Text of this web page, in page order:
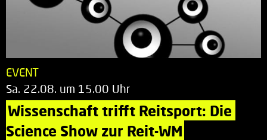
EVENT
Sa. 22.08. um 15.00 Uhr
Wissenschaft trifft Reitsport: Die
Science Show zur Reit-WM